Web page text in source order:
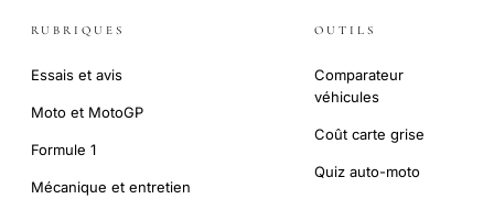
RUBRIQUES
Essais et avis
Moto et MotoGP
Formule 1
Mécanique et entretien
OUTILS
Comparateur
véhicules
Coût carte grise
Quiz auto-moto